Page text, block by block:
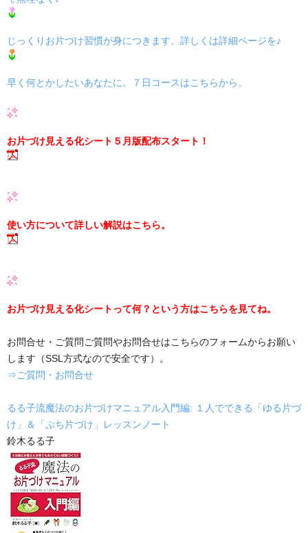
じっくりお片づけ習慣が身につきます。詳しくは詳細ページを♪
早く何とかしたいあなたに。７日コースはこちらから。
お片づけ見える化シート５月版配布スタート！
使い方について詳しい解説はこちら。
お片づけ見える化シートって何？という方はこちらを見てね。
お問合せ・ご質問ご質問やお問合せはこちらのフォームからお願い
します（SSL方式なので安全です）。
⇒ご質問・お問合せ
るる子流魔法のお片づけマニュアル入門編: １人でできる「ゆる片づ
け」＆「ぷち片づけ」レッスンノート
鈴木るる子